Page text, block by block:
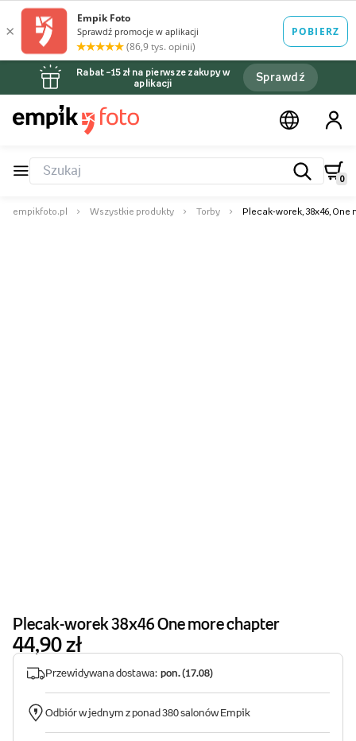
Rabat –15 zł na pierwsze zakupy w
aplikacji
Sprawdź
0
empikfoto.pl Wszystkie produkty Torby Plecak-worek, 38x46, One